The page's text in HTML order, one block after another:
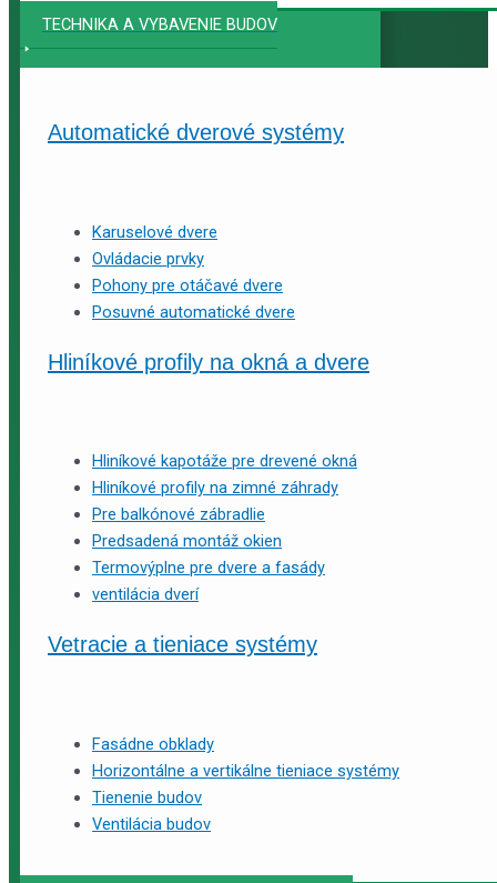
TECHNIKA A VYBAVENIE BUDOV
Automatické dverové systémy
Karuselové dvere
Ovládacie prvky
Pohony pre otáčavé dvere
Posuvné automatické dvere
Hliníkové profily na okná a dvere
Hliníkové kapotáže pre drevené okná
Hliníkové profily na zimné záhrady
Pre balkónové zábradlie
Predsadená montáž okien
Termovýplne pre dvere a fasády
ventilácia dverí
Vetracie a tieniace systémy
Fasádne obklady
Horizontálne a vertikálne tieniace systémy
Tienenie budov
Ventilácia budov